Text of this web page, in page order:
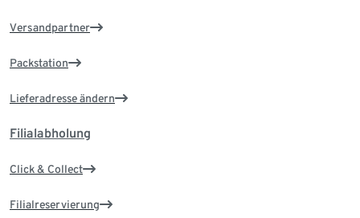
Versandpartner
Packstation
Lieferadresse ändern
Filialabholung
Click & Collect
Filialreservierung